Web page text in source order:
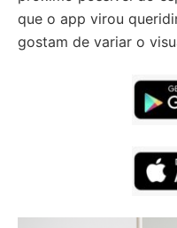
que o app virou
gostam de variar o